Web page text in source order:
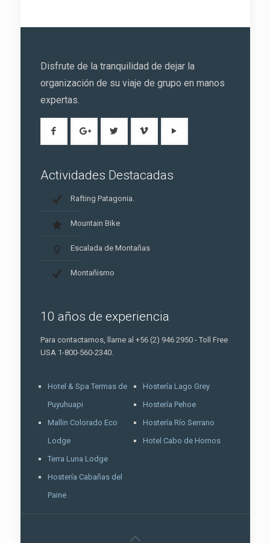
Disfrute de la tranquilidad de dejar la
organización de su viaje de grupo en manos
expertas.
Actividades Destacadas
Rafting Patagonia.
Mountain Bike
Escalada de Montañas
Montañismo
10 años de experiencia
Para contactarnos, llame al +56 (2) 946 2950 - Toll Free
USA 1-800-560-2340.
Hotel & Spa Termas de
Puyuhuapi
Mallin Colorado Eco
Lodge
Terra Luna Lodge
Hostería Cabañas del
Paine
Hostería Lago Grey
Hostería Pehoe
Hostería Río Serrano
Hotel Cabo de Hornos